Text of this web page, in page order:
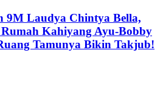
9M Laudya Chintya Bella,
Kahiyang Ayu-Bobby
Tamunya Bikin Takjub!